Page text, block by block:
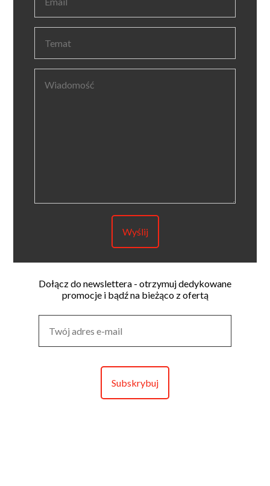
Dołącz do newslettera - otrzymuj dedykowane
promocje i bądź na bieżąco z ofertą